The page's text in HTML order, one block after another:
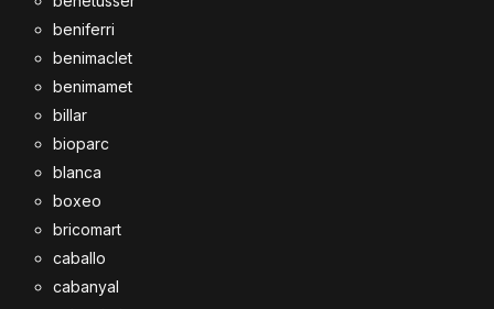
beniferri
benimaclet
benimamet
billar
bioparc
blanca
boxeo
bricomart
caballo
cabanyal